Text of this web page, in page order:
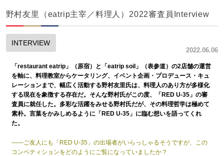
野村友里（eatrip主宰／料理人）2022審査員Interview
INTERVIEW
2022.06.06
「restaurant eatrip」（原宿）と「eatrip soil」（表参道）の2店舗の運営
を軸に、料理教室からケータリング、イベント企画・プロデュース・キュ
レーションまで、幅広く活動する野村友里氏は、料理人のあり方が多様化
する現在を象徴する存在だ。そんな野村氏がこの度、「RED U-35」の審
査員に就任した。多彩な活躍をみせる野村氏だが、その料理哲学は極めて
素朴。言葉をかみしめるように「RED U-35」に臨む想いを語ってくれ
た。
——ご友人にも「RED U-35」の出場者がいらっしゃるそうですが、この
コンペティションをどのようにご覧になっていましたか？